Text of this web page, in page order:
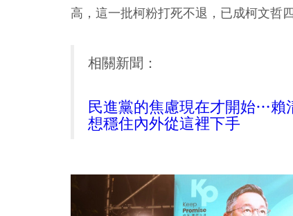
高，這一批柯粉打死不退，已成柯文哲
相關新聞：
民進黨的焦慮現在才開始…賴
想穩住內外從這裡下手